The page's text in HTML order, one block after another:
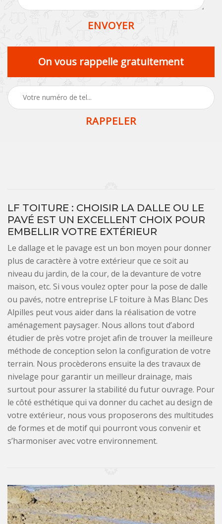
On vous rappelle gratuitement
LF TOITURE : CHOISIR LA DALLE OU LE
PAVÉ EST UN EXCELLENT CHOIX POUR
EMBELLIR VOTRE EXTÉRIEUR
Le dallage et le pavage est un bon moyen pour donner
plus de caractère à votre extérieur que ce soit au
niveau du jardin, de la cour, de la devanture de votre
maison, etc. Si vous voulez opter pour la pose de dalle
ou pavés, notre entreprise LF toiture à Mas Blanc Des
Alpilles peut vous aider dans la réalisation de votre
aménagement paysager. Nous allons tout d’abord
étudier de près votre projet afin de trouver la meilleure
méthode de conception selon la configuration de votre
terrain. Nous procèderons ensuite la des travaux de
nivelage pour garantir un meilleur drainage, mais
surtout pour assurer la stabilité du futur ouvrage. Pour
le côté esthétique qui va donner du cachet au design de
votre extérieur, nous vous proposerons des multitudes
de formes et de motif qui pourront vous convenir et
s’harmoniser avec votre environnement.